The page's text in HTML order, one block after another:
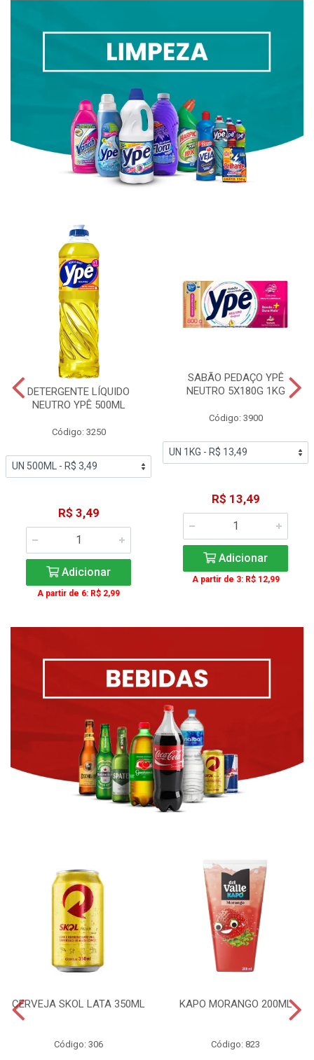
DETERGENTE LÍQUIDO
NEUTRO YPÊ 500ML
Código: 3250
R$ 3,49
Adicionar
A partir de 6: R$ 2,99
SABÃO PEDAÇO YPÊ
NEUTRO 5X180G 1KG
Código: 3900
R$ 13,49
Adicionar
A partir de 3: R$ 12,99
CERVEJA SKOL LATA 350ML
Código: 306
KAPO MORANGO 200ML
Código: 823